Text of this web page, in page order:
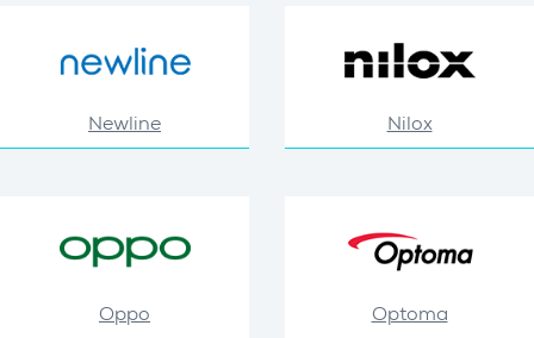
Newline Nilox
Oppo Optoma